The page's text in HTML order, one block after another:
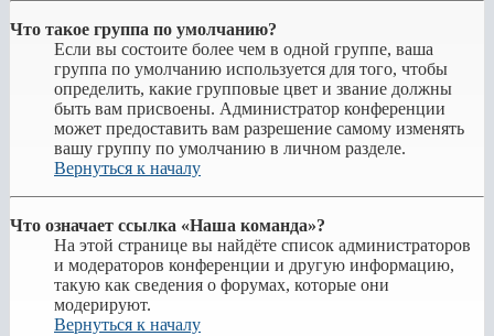
Что такое группа по умолчанию?
Если вы состоите более чем в одной группе, ваша
группа по умолчанию используется для того, чтобы
определить, какие групповые цвет и звание должны
быть вам присвоены. Администратор конференции
может предоставить вам разрешение самому изменять
вашу группу по умолчанию в личном разделе.
Вернуться к началу
Что означает ссылка «Наша команда»?
На этой странице вы найдёте список администраторов
и модераторов конференции и другую информацию,
такую как сведения о форумах, которые они
модерируют.
Вернуться к началу